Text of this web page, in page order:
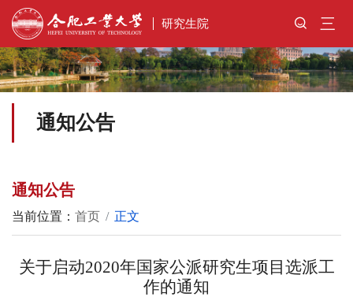
研究生院 三
通知公告
通知公告
当前位置： 首页 正文
关于启动2020年国家公派研究生项目选派工
作的通知